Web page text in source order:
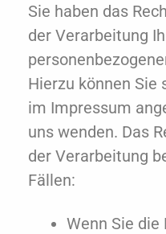
Sie haben das
der Verarbeitung
Hierzu können Sie
im Impressum
uns wenden. Das
der Verarbeitung
Fällen:
Wenn Sie